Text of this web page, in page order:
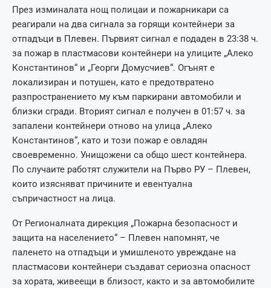
През изминалата нощ полицаи и пожарникари са
реагирали на два сигнала за горящи контейнери за
отпадъци в Плевен. Първият сигнал е подаден в 23:38 ч.
за пожар в пластмасови контейнери на улиците „Алеко
Константинов“ и „Георги Домусчиев“. Огънят е
локализиран и потушен, като е предотвратено
разпространението му към паркирани автомобили и
близки сгради. Вторият сигнал е получен в 01:57 ч. за
запалени контейнери отново на улица „Алеко
Константинов“, като и този пожар е овладян
своевременно. Унищожени са общо шест контейнера.
По случаите работят служители на Първо РУ – Плевен,
които изясняват причините и евентуална
съпричастност на лица.
От Регионалната дирекция „Пожарна безопасност и
защита на населението“ – Плевен напомнят, че
паленето на отпадъци и умишленото увреждане на
пластмасови контейнери създават сериозна опасност
за хората, живеещи в близост, както и за автомобилите